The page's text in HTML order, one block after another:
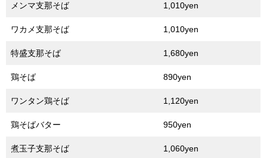
メンマ支那そば 1,010yen
ワカメ支那そば 1,010yen
特盛支那そば 1,680yen
鶏そば 890yen
ワンタン鶏そば 1,120yen
鶏そばバター 950yen
煮玉子支那そば 1,060yen